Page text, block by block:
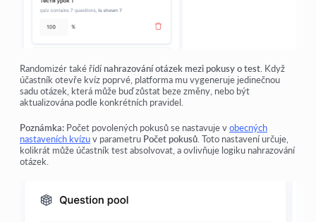
Randomizér také řídínahrazování otázek mezi pokusy o test. Když
účastník otevře kvíz poprvé, platforma mu vygeneruje jedinečnou
sadu otázek, která může buď zůstat beze změny, nebo být
aktualizována podle konkrétních pravidel.
Poznámka: Počet povolených pokusů se nastavuje vobecných
nastaveních kvízuv parametru Počet pokusů. Toto nastavení určuje,
kolikrát může účastník test absolvovat, a ovlivňuje logiku nahrazování
otázek.